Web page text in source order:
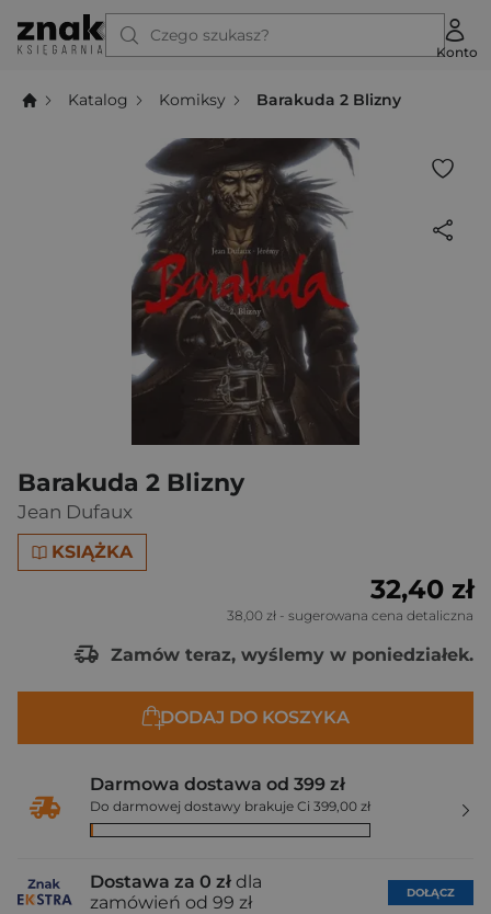
Czego szukasz?
Konto
Katalog Komiksy Barakuda 2 Blizny
Barakuda 2 Blizny
Jean Dufaux
KSIĄŻKA
32,40 zł
38,00 zł - sugerowana cena detaliczna
Zamów teraz, wyślemy w poniedziałek.
DODAJ DO KOSZYKA
Darmowa dostawa od 399 zł
Do darmowej dostawy brakuje Ci 399,00 zł
Dostawa za 0 zł dla
zamówień od 99 zł
DOŁĄCZ